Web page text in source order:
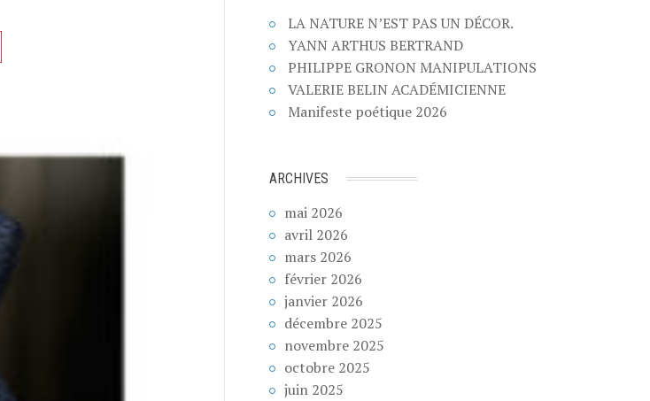
LA NATURE N’EST PAS UN DÉCOR.
YANN ARTHUS BERTRAND
PHILIPPE GRONON MANIPULATIONS
VALERIE BELIN ACADÉMICIENNE
Manifeste poétique 2026
ARCHIVES
mai 2026
avril 2026
mars 2026
février 2026
janvier 2026
décembre 2025
novembre 2025
octobre 2025
juin 2025